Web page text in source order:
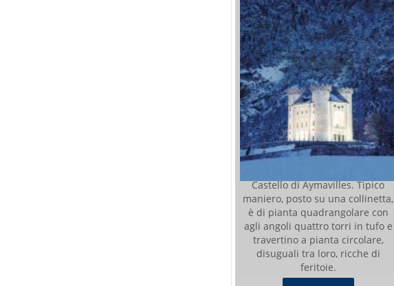
Castello di Aymavilles. Tipico
maniero, posto su una collinetta,
è di pianta quadrangolare con
agli angoli quattro torri in tufo e
travertino a pianta circolare,
disuguali tra loro, ricche di
feritoie.